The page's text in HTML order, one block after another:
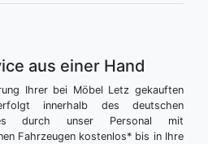
aus einer Hand
Ihrer bei Möbel Letz gekauften
innerhalb des deutschen
durch unser Personal mit
Fahrzeugen kostenlos* bis in Ihre